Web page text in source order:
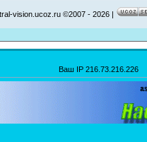
vision.ucoz.ru ©2007 - 2026 |
Ваш IP 216.73.216.226